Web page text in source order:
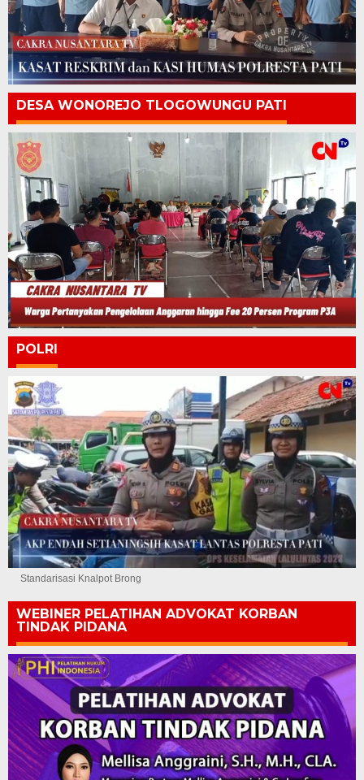
DESA WONOREJO TLOGOWUNGU PATI
POLRI
Standarisasi Knalpot Brong
WEBINER PELATIHAN ADVOKAT KORBAN
TINDAK PIDANA